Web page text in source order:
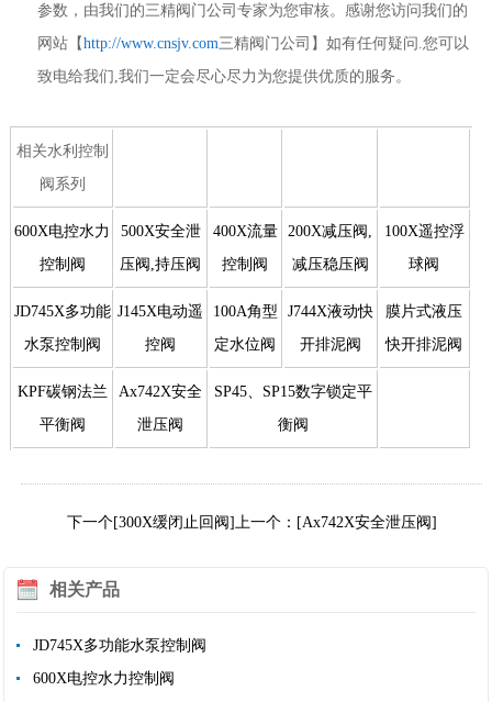
参数，由我们的三精阀门公司专家为您审核。感谢您访问我们的
网站【http://www.cnsjv.com三精阀门公司】如有任何疑问.您可以
致电给我们,我们一定会尽心尽力为您提供优质的服务。
相关水利控制
阀系列
600X电控水力
控制阀
500X安全泄
压阀,持压阀
400X流量
控制阀
200X减压阀,
减压稳压阀
100X遥控浮
球阀
JD745X多功能
水泵控制阀
J145X电动遥
控阀
100A角型
定水位阀
J744X液动快
开排泥阀
膜片式液压
快开排泥阀
KPF碳钢法兰
平衡阀
Ax742X安全
泄压阀
SP45、SP15数字锁定平
衡阀
下一个[300X缓闭止回阀]上一个：[Ax742X安全泄压阀]
相关产品
JD745X多功能水泵控制阀
600X电控水力控制阀